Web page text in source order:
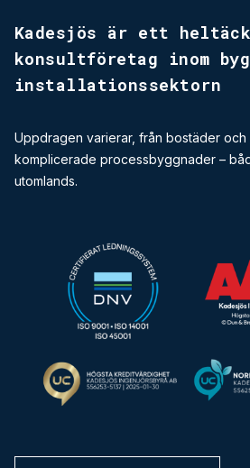
Kadesjös är ett
konsultföretag inom
installationssektorn
Uppdragen varierar, från bostäder och
komplicerade processbyggnader –
utomlands.